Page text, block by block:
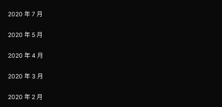
2020 年 7 月
2020 年 5 月
2020 年 4 月
2020 年 3 月
2020 年 2 月